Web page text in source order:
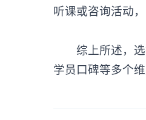
听课或咨询活动
综上所述，选
学员口碑等多个